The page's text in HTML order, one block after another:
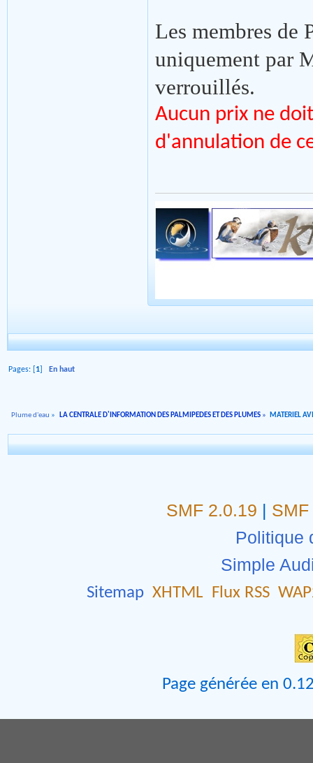
Les membres de
uniquement par
verrouillés.
Aucun prix ne
d'annulation de
Pages: [ 1 En haut
Plume d'eau » LA CENTRALE D'INFORMATION DES PALMIPEDES ET DES PLUMES » MATERIEL
SMF 2.0.19 |
Politique
Simple
Sitemap XHTML Flux RSS
Page générée en